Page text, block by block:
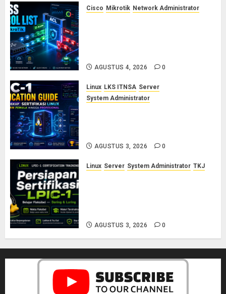
Cisco Mikrotik Network Administrator
AGUSTUS 4, 2026 0
Linux LKS ITNSA Server
System Administrator
AGUSTUS 3, 2026 0
Linux Server System Administrator TKJ
AGUSTUS 3, 2026 0